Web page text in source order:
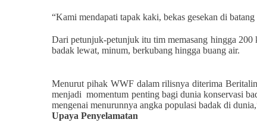
“Kami mendapati tapak kaki, bekas gesekan di
Dari petunjuk-petunjuk itu tim memasang hingga
badak lewat, minum, berkubang hingga buang air.
Menurut pihak WWF dalam rilisnya diterima
menjadi momentum penting bagi dunia konservasi
mengenai menurunnya angka populasi badak di
Upaya Penyelamatan